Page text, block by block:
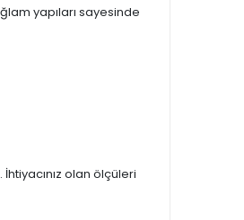
yapıları sayesinde
olan ölçüleri